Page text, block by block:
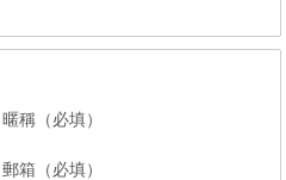
暱稱（必填）
郵箱（必填）